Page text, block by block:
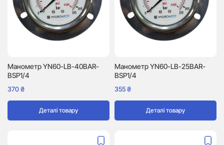
Манометр YN60-LB-40BAR-
BSP1/4
370₴
Деталі товару
Манометр YN60-LB-25BAR-
BSP1/4
355₴
Деталі товару